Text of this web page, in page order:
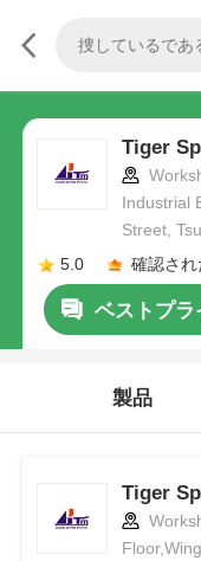
Tiger
Industrial
Street,
5.0
確認さ
ベストプラ
製品
Tiger